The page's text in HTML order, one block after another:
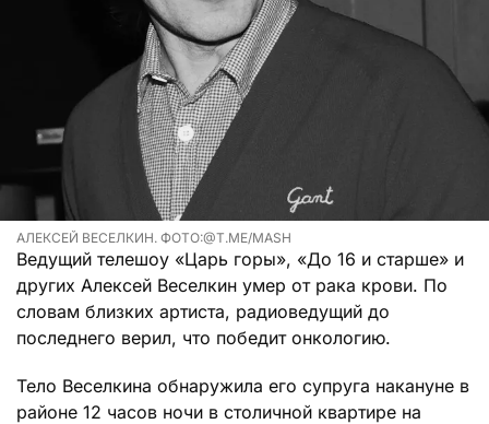
АЛЕКСЕЙ ВЕСЕЛКИН. ФОТО:@T.ME/MASH
Ведущий телешоу «Царь горы», «До 16 и старше» и
других Алексей Веселкин умер от рака крови. По
словам близких артиста, радиоведущий до
последнего верил, что победит онкологию.
Тело Веселкина обнаружила его супруга накануне в
районе 12 часов ночи в столичной квартире на